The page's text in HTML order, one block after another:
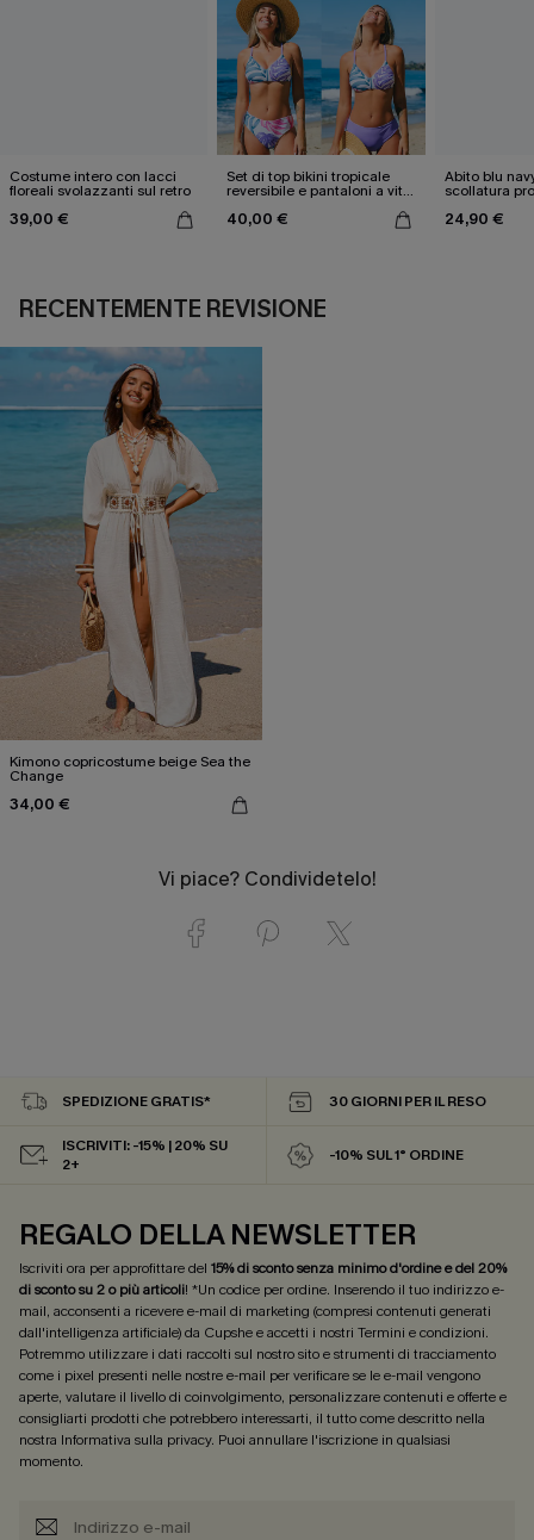
Costume intero con lacci
floreali svolazzanti sul retro
39,00 €
Set di top bikini tropicale
reversibile e pantaloni a vita
40,00 €
Abito blu
scollatura
24,90 €
RECENTEMENTE REVISIONE
Kimono copricostume beige Sea the
Change
34,00 €
Vi piace? Condividetelo!
SPEDIZIONE GRATIS* 30 GIORNI PER IL RESO
ISCRIVITI: -15% | 20% SU
2+
-10% SUL 1° ORDINE
REGALO DELLA NEWSLETTER
Iscriviti ora per approfittare del 15% di sconto senza minimo d'ordine e del 20%
di sconto su 2 o più articoli! *Un codice per ordine. Inserendo il tuo indirizzo e-
mail, acconsenti a ricevere e-mail di marketing (compresi contenuti generati
dall'intelligenza artificiale) da Cupshe e accetti i nostri Termini e condizioni.
Potremmo utilizzare i dati raccolti sul nostro sito e strumenti di tracciamento
come i pixel presenti nelle nostre e-mail per verificare se le e-mail vengono
aperte, valutare il livello di coinvolgimento, personalizzare contenuti e offerte e
consigliarti prodotti che potrebbero interessarti, il tutto come descritto nella
nostra Informativa sulla privacy. Puoi annullare l'iscrizione in qualsiasi
momento.